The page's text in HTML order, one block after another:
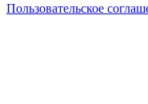
Пользовательское